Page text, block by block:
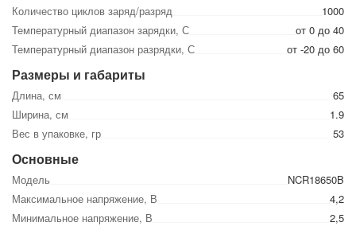
Количество циклов заряд/разряд
1000
Температурный диапазон зарядки, С
от 0 до 40
Температурный диапазон разрядки, С
от -20 до 60
Размеры и габариты
Длина, см
65
Ширина, см
1.9
Вес в упаковке, гр
53
Основные
Модель
NCR18650B
Максимальное напряжение, В
4,2
Минимальное напряжение, В
2,5